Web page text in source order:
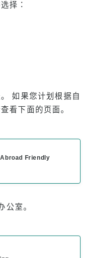
择：
如果您计划根据自
看下面的页面。
Friendly
公室。